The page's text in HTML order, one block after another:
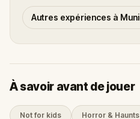
Autres expériences à
À savoir avant de jouer
Not for kids Horror & Haunts